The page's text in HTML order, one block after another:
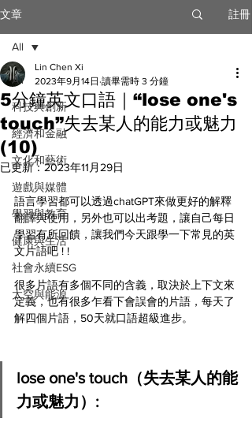
文章 註冊
All
科技與創新
經濟和金融
文化和藝術
遊戲與媒體
學習與教育
健康與生活
社會永續ESG
太空與能源
All
5分鐘英文口語｜“lose one's
touch”失去某人的能力或魅力
(10)
Lin Chen Xi
2023年9月14日 讀畢需時 3 分鐘
已更新：2023年11月29日
語言學習都可以透過chatGPT來做更好的解釋
翻譯與使用，另外也可以出考題，讓自己每日
學習有所回饋，讓我們今天跟學一下常見的英
文片語吧 ! !
很多片語有多個不同的含義，取決於上下文來
定義，也有很多乍看下會誤會的片語，每天了
解四個片語，50天就口語超級進步。
lose one's touch（失去某人的能
力或魅力）: